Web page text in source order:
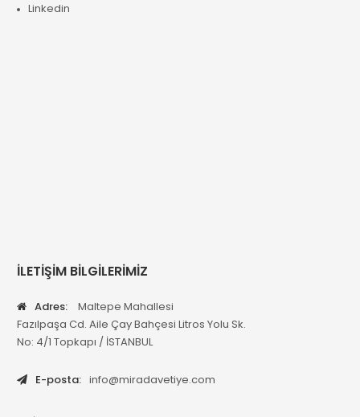
Linkedin
İLETİŞİM BİLGİLERİMİZ
Adres:
Maltepe Mahallesi
Fazılpaşa Cd. Aile Çay Bahçesi Litros Yolu Sk.
No: 4/1 Topkapı / İSTANBUL
E-posta: info@miradavetiye.com